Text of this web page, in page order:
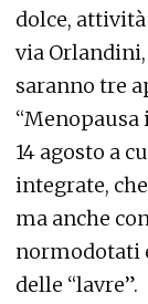
dolce,
via
saranno tre
14 agosto a
integrate,
ma anche
normodotati
delle “lavre”.